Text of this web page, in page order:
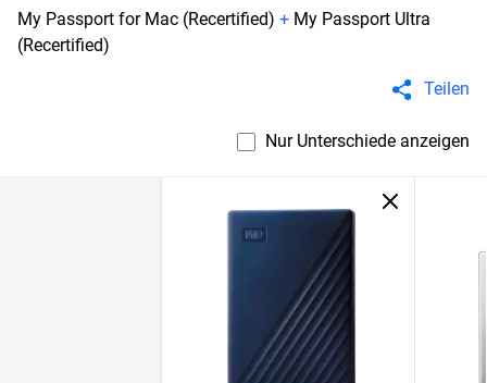
My Passport for Mac (Recertified) + My Passport Ultra
(Recertified)
Teilen
Nur Unterschiede anzeigen